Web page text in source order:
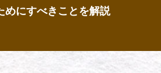
めにすべきことを解説